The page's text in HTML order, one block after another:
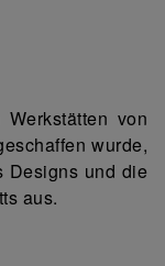
von
wurde,
Designs und die
aus.